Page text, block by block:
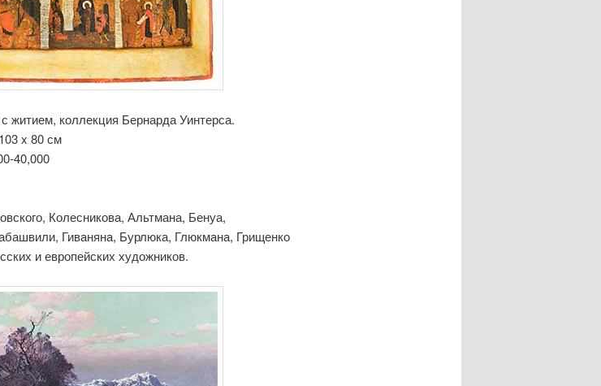
житием, коллекция Бернарда Уинтерса.
x 80 см
40,000
Колесникова, Альтмана, Бенуа,
Гиваняна, Бурлюка, Глюкмана, Грищенко
и европейских художников.